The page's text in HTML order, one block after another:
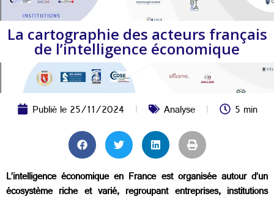
La cartographie des acteurs français
de l’intelligence économique
Publié le25/11/2024 Analyse 5 min
L’intelligence économique en France est organisée autour d’un
écosystème riche et varié, regroupant entreprises, institutions